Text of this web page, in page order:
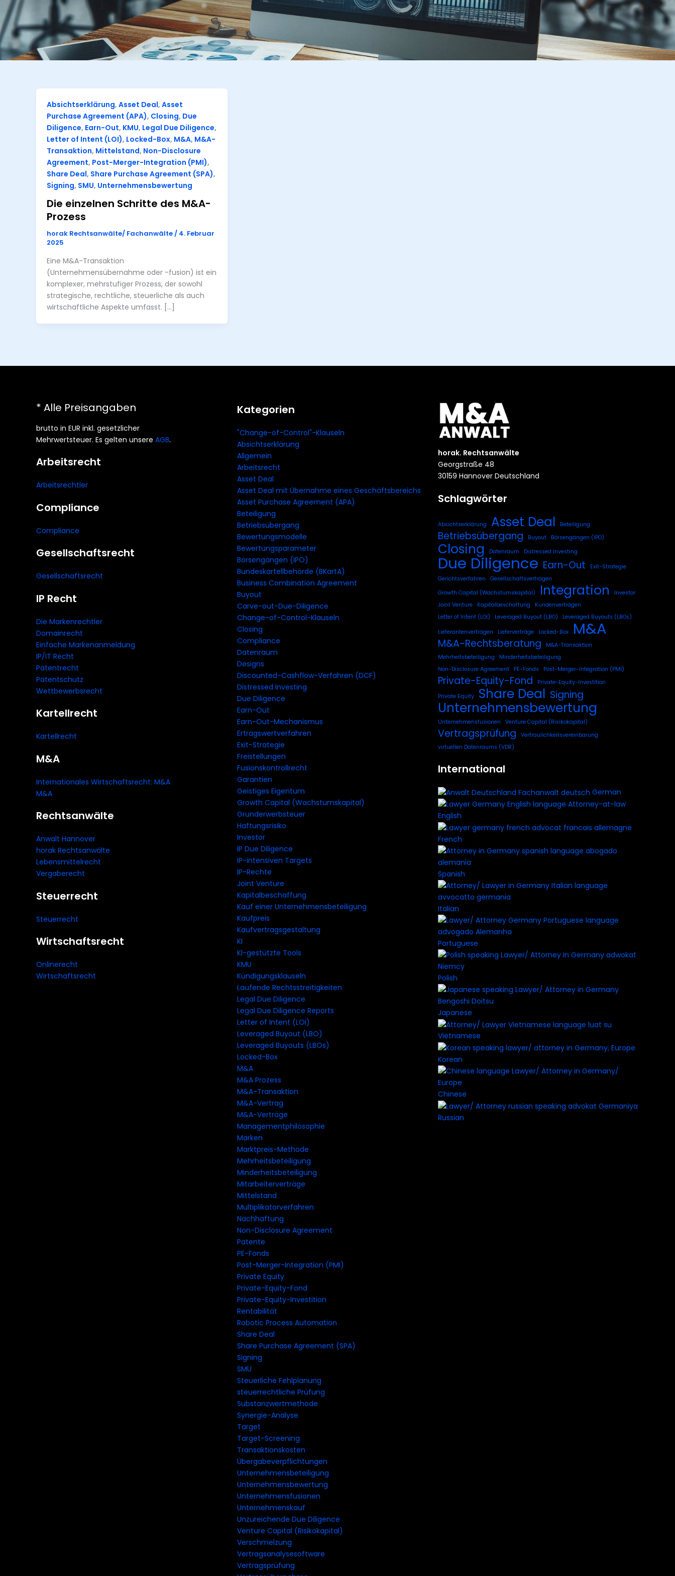
Absichtserklärung, Asset Deal, Asset
Purchase Agreement (APA), Closing, Due
Diligence, Earn-Out, KMU, Legal Due Diligence,
Letter of Intent (LOI), Locked-Box, M&A, M&A-
Transaktion, Mittelstand, Non-Disclosure
Agreement, Post-Merger-Integration (PMI),
Share Deal, Share Purchase Agreement (SPA),
Signing, SMU, Unternehmensbewertung
Die einzelnen Schritte des M&A-
Prozess
horak Rechtsanwälte/ Fachanwälte/ 4. Februar
2025
Eine M&A-Transaktion
(Unternehmensübernahme oder -fusion) ist ein
komplexer, mehrstufiger Prozess, der sowohl
strategische, rechtliche, steuerliche als auch
wirtschaftliche Aspekte umfasst. […]
* Alle Preisangaben
brutto in EUR inkl. gesetzlicher
Mehrwertsteuer. Es gelten unsere AGB.
Arbeitsrecht
Arbeitsrechtler
Compliance
Compliance
Gesellschaftsrecht
Gesellschaftsrecht
IP Recht
Die Markenrechtler
Domainrecht
Einfache Markenanmeldung
IP/IT Recht
Patentrecht
Patentschutz
Wettbewerbsrecht
Kartellrecht
Kartellrecht
M&A
Internationales Wirtschaftsrecht: M&A
M&A
Rechtsanwälte
Anwalt Hannover
horak Rechtsanwälte
Lebensmittelrecht
Vergaberecht
Steuerrecht
Steuerrecht
Wirtschaftsrecht
Onlinerecht
Wirtschaftsrecht
Kategorien
"Change-of-Control"-Klauseln
Absichtserklärung
Allgemein
Arbeitsrecht
Asset Deal
Asset Deal mit Übernahme eines Geschäftsbereichs
Asset Purchase Agreement (APA)
Beteiligung
Betriebsübergang
Bewertungsmodelle
Bewertungsparameter
Börsengängen (IPO)
Bundeskartellbehörde (BKartA)
Business Combination Agreement
Buyout
Carve-out-Due-Diligence
Change-of-Control-Klauseln
Closing
Compliance
Datenraum
Designs
Discounted-Cashflow-Verfahren (DCF)
Distressed Investing
Due Diligence
Earn-Out
Earn-Out-Mechanismus
Ertragswertverfahren
Exit-Strategie
Freistellungen
Fusionskontrollrecht
Garantien
Geistiges Eigentum
Growth Capital (Wachstumskapital)
Grunderwerbsteuer
Haftungsrisiko
Investor
IP Due Diligence
IP-intensiven Targets
IP-Rechte
Joint Venture
Kapitalbeschaffung
Kauf einer Unternehmensbeteiligung
Kaufpreis
Kaufvertragsgestaltung
KI
KI-gestützte Tools
KMU
Kündigungsklauseln
Laufende Rechtsstreitigkeiten
Legal Due Diligence
Legal Due Diligence Reports
Letter of Intent (LOI)
Leveraged Buyout (LBO)
Leveraged Buyouts (LBOs)
Locked-Box
M&A
M&A Prozess
M&A-Transaktion
M&A-Vertrag
M&A-Verträge
Managementphilosophie
Marken
Marktpreis-Methode
Mehrheitsbeteiligung
Minderheitsbeteiligung
Mitarbeiterverträge
Mittelstand
Multiplikatorverfahren
Nachhaftung
Non-Disclosure Agreement
Patente
PE-Fonds
Post-Merger-Integration (PMI)
Private Equity
Private-Equity-Fond
Private-Equity-Investition
Rentabilität
Robotic Process Automation
Share Deal
Share Purchase Agreement (SPA)
Signing
SMU
Steuerliche Fehlplanung
steuerrechtliche Prüfung
Substanzwertmethode
Synergie-Analyse
Target
Target-Screening
Transaktionskosten
Übergabeverpflichtungen
Unternehmensbeteiligung
Unternehmensbewertung
Unternehmensfusionen
Unternehmenskauf
Unzureichende Due Diligence
Venture Capital (Risikokapital)
Verschmelzung
Vertragsanalysesoftware
Vertragsprüfung
horak. Rechtsanwälte
Georgstraße 48
30159 Hannover Deutschland
Schlagwörter
Absichtserklärung Asset Deal Beteiligung
Betriebsübergang Buyout Börsengängen (IPO)
Closing Datenraum Distressed Investing
Due Diligence Earn-Out
Exit-Strategie
Gerichtsverfahren
Gesellschaftsverträgen
Growth Capital (Wachstumskapital)
Integration
Investor
Joint Venture
Kapitalbeschaffung
Kundenverträgen
Letter of Intent (LOI)
Leveraged Buyout (LBO)
Leveraged Buyouts (LBOs)
Lieferantenverträgen
Lieferverträge Locked-Box M&A
M&A-Rechtsberatung
M&A-Transaktion
Mehrheitsbeteiligung
Minderheitsbeteiligung
Non-Disclosure Agreement
PE-Fonds Post-Merger-Integration (PMI)
Private-Equity-Fond
Private-Equity-Investition
Private Equity
Share Deal Signing
Unternehmensbewertung
Unternehmensfusionen Venture Capital (Risikokapital)
Vertragsprüfung
Vertraulichkeitsvereinbarung
virtuellen Datenraums (VDR)
International
German
English
French
Spanish
Italian
Portuguese
Polish
Japanese
Vietnamese
Korean
Chinese
Russian